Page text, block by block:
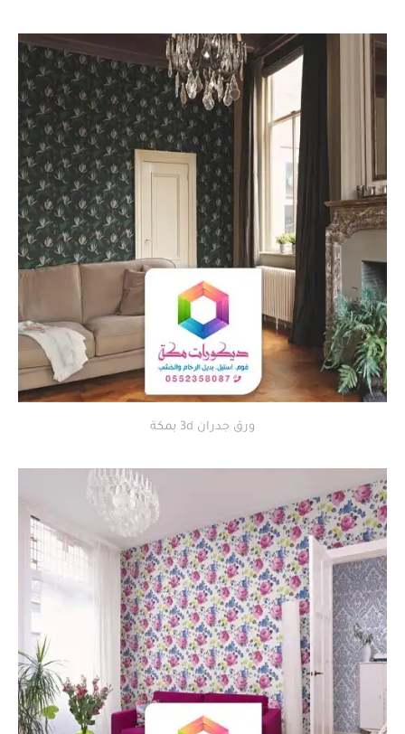
ورق جدران 3d بمكة